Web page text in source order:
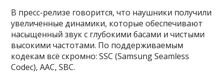
В пресс-релизе говорится, что наушники получили
увеличенные динамики, которые обеспечивают
насыщенный звук с глубокими басами и чистыми
высокими частотами. По поддерживаемым
кодекам всё скромно: SSC (Samsung Seamless
Codec), AAC, SBC.